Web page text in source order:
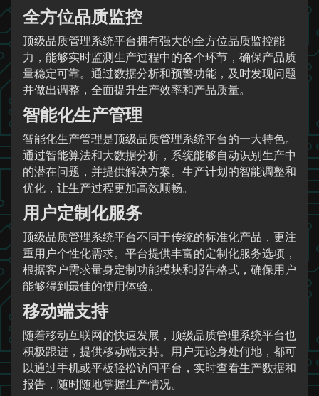
全方位品质监控
顶级品质管理系统平台拥有强大的全方位品质监控能
力，能够实时监测生产过程中的各个环节，确保产品质
量稳定可靠。通过数据分析和预警功能，及时发现问题
并做出调整，全面提升生产效率和产品质量。
智能化生产管理
智能化生产管理是顶级品质管理系统平台的一大特色。
通过智能算法和大数据分析，系统能够自动识别生产中
的潜在问题，并提供解决方案。生产计划的智能调整和
优化，让生产过程更加高效顺畅。
用户定制化服务
顶级品质管理系统平台不同于传统的标准化产品，更注
重用户个性化需求。平台提供丰富的定制化服务选项，
根据客户需求量身定制功能模块和报告格式，确保用户
能够得到最佳的使用体验。
移动端支持
随着移动互联网的快速发展，顶级品质管理系统平台也
积极跟进，提供移动端支持。用户无论身处何地，都可
以通过手机或平板轻松访问平台，实时查看生产数据和
报告，随时随地掌握生产情况。